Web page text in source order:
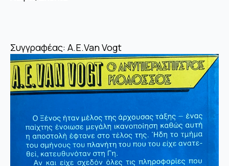
Συγγραφέας: A.E.Van Vogt